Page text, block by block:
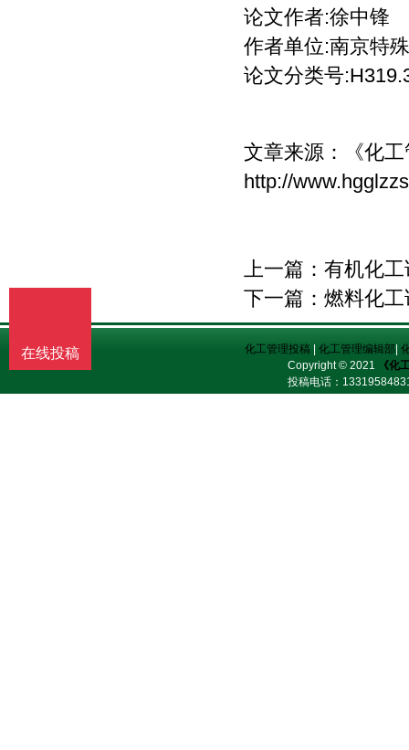
论文作者:徐中锋
作者单位:南京特
论文分类号
文章来源：
《化
http://
上一篇： 有机化
下一篇： 燃料化
化工管理投稿 化工管理编辑部|
Copyright © 2021
《化
投稿电话：
在线投稿